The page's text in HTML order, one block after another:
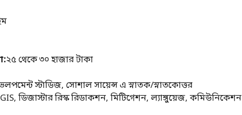
২৫ থেকে ৩০ হাজার টাকা
স্টাডিজ, সোশাল সায়েন্স এ স্নাতক/স্নাতকোত্তর
ডিজাস্টার রিস্ক রিডাকশন, মিটিগেশন, ল্যাঙ্গুয়েজ, কমিউনিকেশন